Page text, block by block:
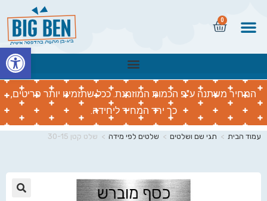
0
המחיר משתנה ע"פ הכמות המוזמנת. ככל שתזמינו יותר פריטים,
כך ירד המחיר ליחידה.
עמוד הבית > תגי שם ושלטים > שלטים לפי מידה > שלט קטן 30-15